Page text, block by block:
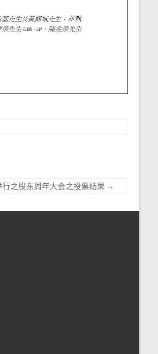
之股东周年大会之投票结果 →